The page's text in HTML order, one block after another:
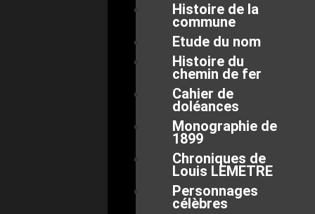
Histoire de la
commune
Etude du nom
Histoire du
chemin de fer
Cahier de
doléances
Monographie de
1899
Chroniques de
Louis LEMETRE
Personnages
célèbres